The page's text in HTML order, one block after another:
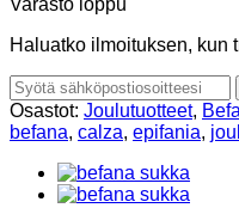
Haluatko ilmoituksen, kun
Osastot: Joulutuotteet,
befana, calza, epifania,